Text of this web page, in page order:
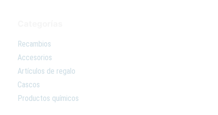
Recambios
Accesorios
Artículos de regalo
Cascos
Productos químicos